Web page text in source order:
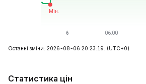
Останні зміни: 2026-08-06 20:23:19. (UTC+0)
Статистика цін